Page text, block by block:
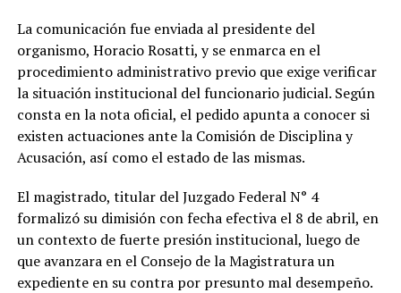
La comunicación fue enviada al presidente del
organismo, Horacio Rosatti, y se enmarca en el
procedimiento administrativo previo que exige verificar
la situación institucional del funcionario judicial. Según
consta en la nota oficial, el pedido apunta a conocer si
existen actuaciones ante la Comisión de Disciplina y
Acusación, así como el estado de las mismas.
El magistrado, titular del Juzgado Federal N° 4
formalizó su dimisión con fecha efectiva el 8 de abril, en
un contexto de fuerte presión institucional, luego de
que avanzara en el Consejo de la Magistratura un
expediente en su contra por presunto mal desempeño.